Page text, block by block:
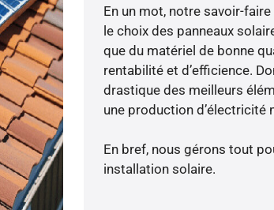
En un mot, notre savoir-
le choix des panneaux
que du matériel de bonne
rentabilité et d’efficience.
drastique des meilleurs
une production d’électricité
En bref, nous gérons tout
installation solaire.